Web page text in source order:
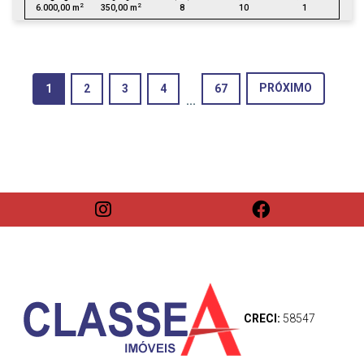
6.000,00 m 2 350,00 m 2 8 10 1
1 (current)
2 3
4
...
67 PRÓXIMO
CRECI: 58547